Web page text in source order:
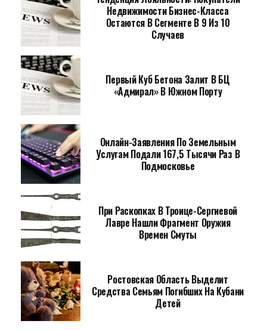
Недвижимости Бизнес-Класса
Остаются В Сегменте В 9 Из 10
Случаев
Первый Куб Бетона Залит В БЦ
«Адмирал» В Южном Порту
Онлайн-Заявления По Земельным
Услугам Подали 167,5 Тысячи Раз В
Подмосковье
При Раскопках В Троице-Сергиевой
Лавре Нашли Фрагмент Оружия
Времен Смуты
Ростовская Область Выделит
Средства Семьям Погибших На Кубани
Детей